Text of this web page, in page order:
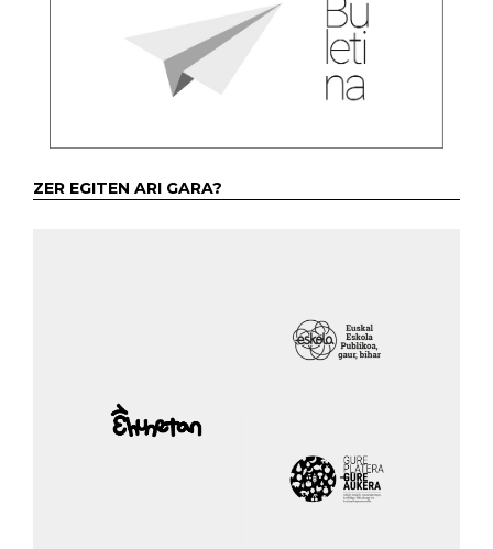
ZER EGITEN ARI GARA?